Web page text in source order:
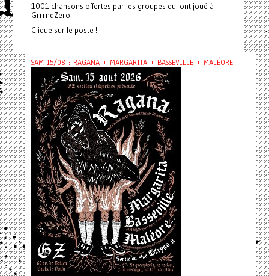
1001 chansons offertes par les groupes qui ont joué à
GrrrndZero.
Clique sur le poste !
SAM 15/08 : RAGANA + MARGARITA + BASSEVILLE + MALÉORE